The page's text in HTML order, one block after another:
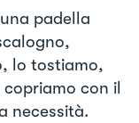
padella
lo tostiamo,
con il
necessità.